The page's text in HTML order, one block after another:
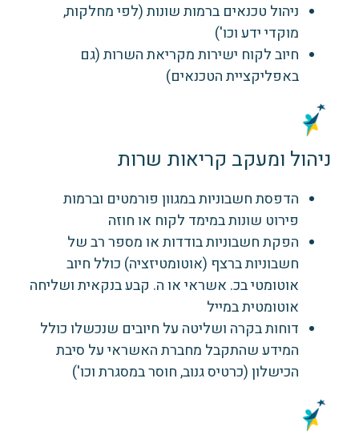
ניהול טכנאים ברמות שונות (לפי מחלקות,
מוקדי ידע וכו')
חיוב לקוח ישירות מקריאת השרות (גם
באפליקציית הטכנאים)
ניהול ומעקב קריאות שרות
הדפסת חשבוניות במגוון פורמטים וברמות
פירוט שונות במימד לקוח או חוזה
הפקת חשבוניות בודדות או מספר רב של
חשבוניות ברצף (אוטומטיזציה) כולל חיוב
אוטומטי בכ. אשראי או ה. קבע בנקאית ושליחה
אוטומטית במייל
דוחות בקרה ושליטה על חיובים שנכשלו כולל
המידע שהתקבל מחברת האשראי על סיבת
הכישלון (כרטיס גנוב, חוסר במסגרת וכו')